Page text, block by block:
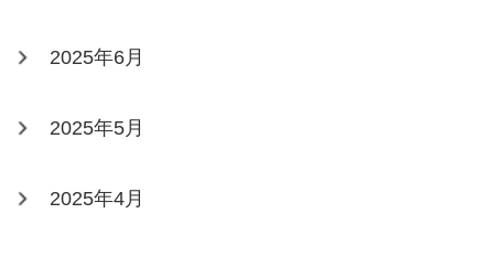
2025年6月
2025年5月
2025年4月